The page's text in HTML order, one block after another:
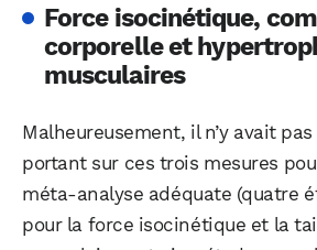
Force isocinétique,
corporelle et
musculaires
Malheureusement, il n’y avait pas
portant sur ces trois mesures
méta-analyse adéquate (quatre
pour la force isocinétique et la